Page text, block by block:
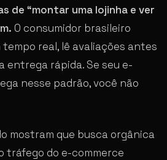
de “montar uma lojinha e ver
O consumidor brasileiro
real, lê avaliações antes
entrega rápida. Se seu e-
nesse padrão, você não
mostram que busca orgânica
tráfego do e-commerce